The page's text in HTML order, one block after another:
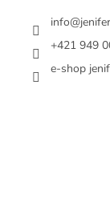
info@
+421 949
e-shop